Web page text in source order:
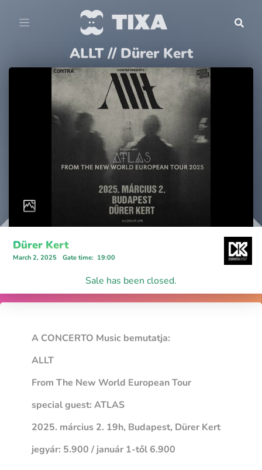
ALLT // Dürer Kert
Dürer Kert
March 2, 2025 Gate time: 19:00
Sale has been closed.
A CONCERTO Music bemutatja:
ALLT
From The New World European Tour
special guest: ATLAS
2025. március 2. 19h, Budapest, Dürer Kert
jegyár: 5.900 / január 1-től 6.900